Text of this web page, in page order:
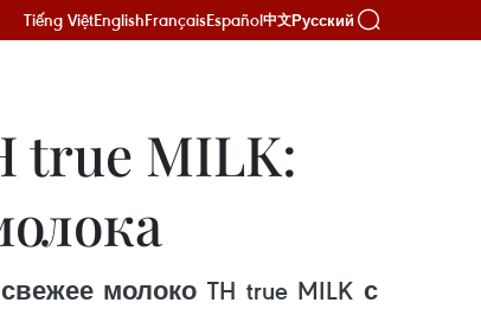
Tiếng ViệtEnglishFrançaisEspañol中文Русский
true MILK:
молоко TH true MILK с